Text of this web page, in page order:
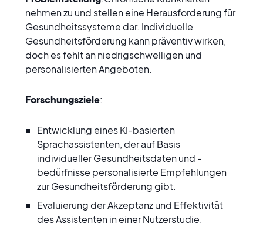
nehmen zu und stellen eine Herausforderung für
Gesundheitssysteme dar. Individuelle
Gesundheitsförderung kann präventiv wirken,
doch es fehlt an niedrigschwelligen und
personalisierten Angeboten.
Forschungsziele:
Entwicklung eines KI-basierten
Sprachassistenten, der auf Basis
individueller Gesundheitsdaten und -
bedürfnisse personalisierte Empfehlungen
zur Gesundheitsförderung gibt.
Evaluierung der Akzeptanz und Effektivität
des Assistenten in einer Nutzerstudie.